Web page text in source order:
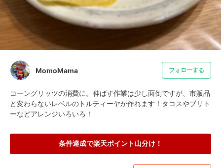
MomoMama フォローする
コーングリッツの消費に。伸ばす作業は少し面倒ですが、市販品
と変わらないレベルのトルティーヤが作れます！タコスやブリト
ーなどアレンジいろいろ！
条件達成で楽天ポイント山分け！